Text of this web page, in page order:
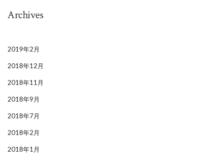
Archives
2019年2月
2018年12月
2018年11月
2018年9月
2018年7月
2018年2月
2018年1月